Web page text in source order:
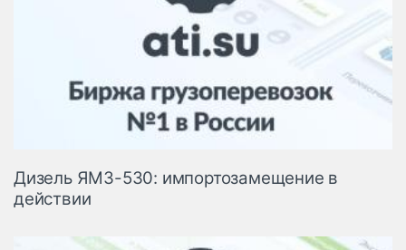
Дизель ЯМЗ-530: импортозамещение в
действии